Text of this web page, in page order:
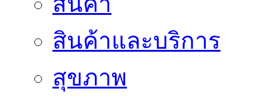
สินค้าและบริการ
สุขภาพ